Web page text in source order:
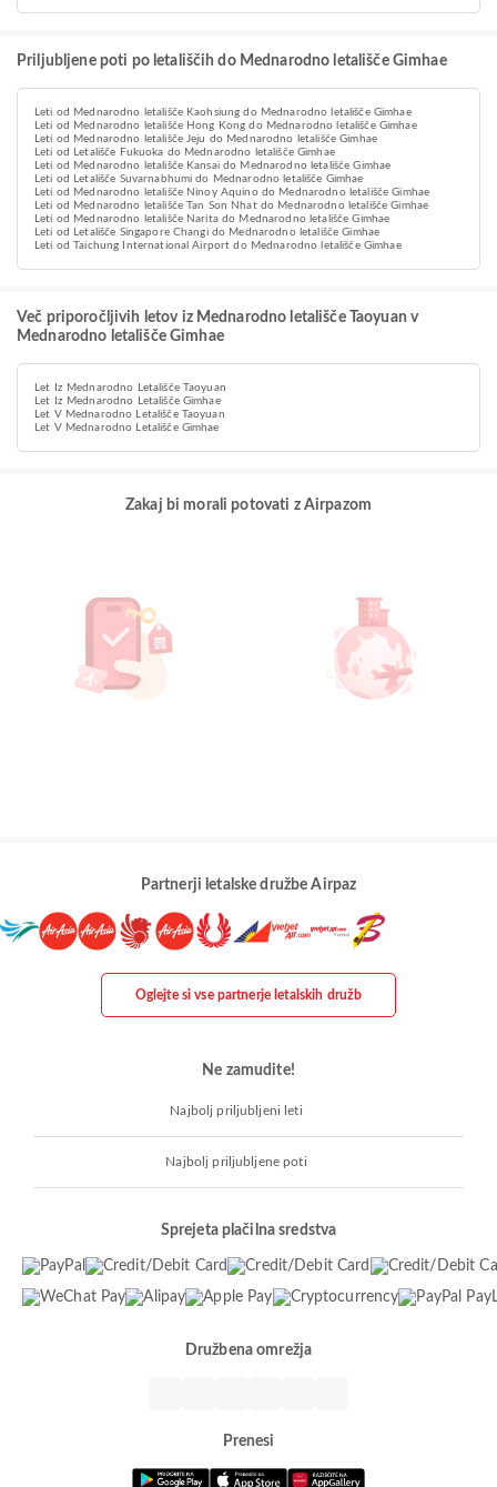
Priljubljene poti po letališčih do Mednarodno letališče Gimhae
Leti od Mednarodno letališče Kaohsiung do Mednarodno letališče Gimhae
Leti od Mednarodno letališče Hong Kong do Mednarodno letališče Gimhae
Leti od Mednarodno letališče Jeju do Mednarodno letališče Gimhae
Leti od Letališče Fukuoka do Mednarodno letališče Gimhae
Leti od Mednarodno letališče Kansai do Mednarodno letališče Gimhae
Leti od Letališče Suvarnabhumi do Mednarodno letališče Gimhae
Leti od Mednarodno letališče Ninoy Aquino do Mednarodno letališče Gimhae
Leti od Mednarodno letališče Tan Son Nhat do Mednarodno letališče Gimhae
Leti od Mednarodno letališče Narita do Mednarodno letališče Gimhae
Leti od Letališče Singapore Changi do Mednarodno letališče Gimhae
Leti od Taichung International Airport do Mednarodno letališče Gimhae
Več priporočljivih letov iz Mednarodno letališče Taoyuan v
Mednarodno letališče Gimhae
Let Iz Mednarodno Letališče Taoyuan
Let Iz Mednarodno Letališče Gimhae
Let V Mednarodno Letališče Taoyuan
Let V Mednarodno Letališče Gimhae
Zakaj bi morali potovati z Airpazom
Partnerji letalske družbe Airpaz
Oglejte si vse partnerje letalskih družb
Ne zamudite!
Najbolj priljubljeni leti
Najbolj priljubljene poti
Sprejeta plačilna sredstva
Družbena omrežja
Prenesi